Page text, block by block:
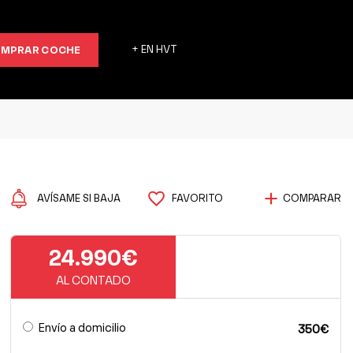
COCHE + EN HVT
AVÍSAME SI BAJA FAVORITO COMPARAR
24.990€
AL CONTADO
Envío a domicilio 350€